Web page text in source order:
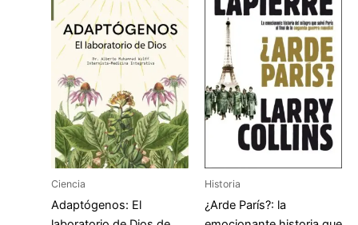
Ciencia
Adaptógenos: El
Historia
¿Arde París?: la